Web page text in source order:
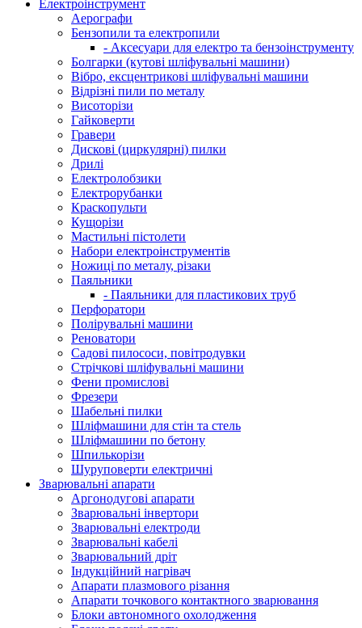
Електроінструмент
Аерографи
Бензопили та електропили
- Аксесуари для електро та бензоінструменту
Болгарки (кутові шліфувальні машини)
Вібро, ексцентрикові шліфувальні машини
Відрізні пили по металу
Висоторізи
Гайковерти
Гравери
Дискові (циркулярні) пилки
Дрилі
Електролобзики
Електрорубанки
Краскопульти
Кущорізи
Мастильні пістолети
Набори електроінструментів
Ножиці по металу, різаки
Паяльники
- Паяльники для пластикових труб
Перфоратори
Полірувальні машини
Реноватори
Садові пилососи, повітродувки
Стрічкові шліфувальні машини
Фени промислові
Фрезери
Шабельні пилки
Шліфмашини для стін та стель
Шліфмашини по бетону
Шпилькорізи
Шуруповерти електричні
Зварювальні апарати
Аргонодугові апарати
Зварювальні інвертори
Зварювальні електроди
Зварювальні кабелі
Зварювальний дріт
Індукційний нагрівач
Апарати плазмового різання
Апарати точкового контактного зварювання
Блоки автономного охолодження